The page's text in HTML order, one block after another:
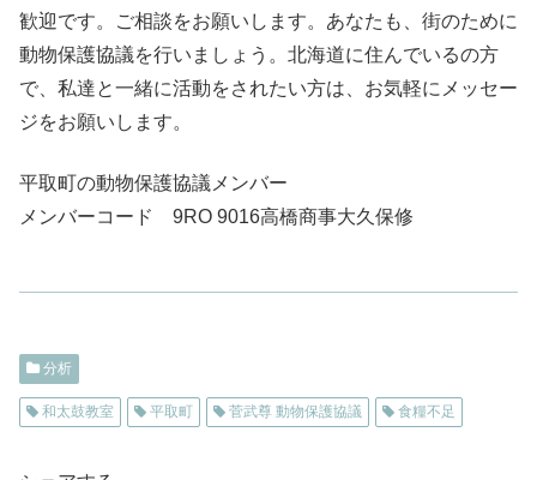
歓迎です。ご相談をお願いします。あなたも、街のために
動物保護協議を行いましょう。北海道に住んでいるの方
で、私達と一緒に活動をされたい方は、お気軽にメッセー
ジをお願いします。
平取町の動物保護協議メンバー
メンバーコード 9RO 9016高橋商事大久保修
分析
和太鼓教室 平取町 菅武尊 動物保護協議 食糧不足